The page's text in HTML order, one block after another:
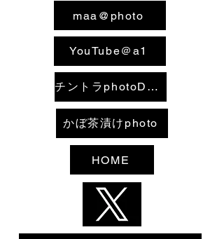
maa@photo
YouTube＠a1
チントラphotoDCB
かぼ茶漬けphoto
HOME